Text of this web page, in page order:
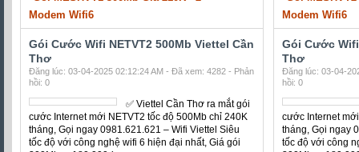
tháng, Gọi ngay
Siêu tốc độ với công nghệ
300Mbps 180.000đ,...
Xem tiếp...
Gói Cước Wifi NETVT1 300Mb Viettel Cần Thơ
300Mbps
Gói Cước Wifi